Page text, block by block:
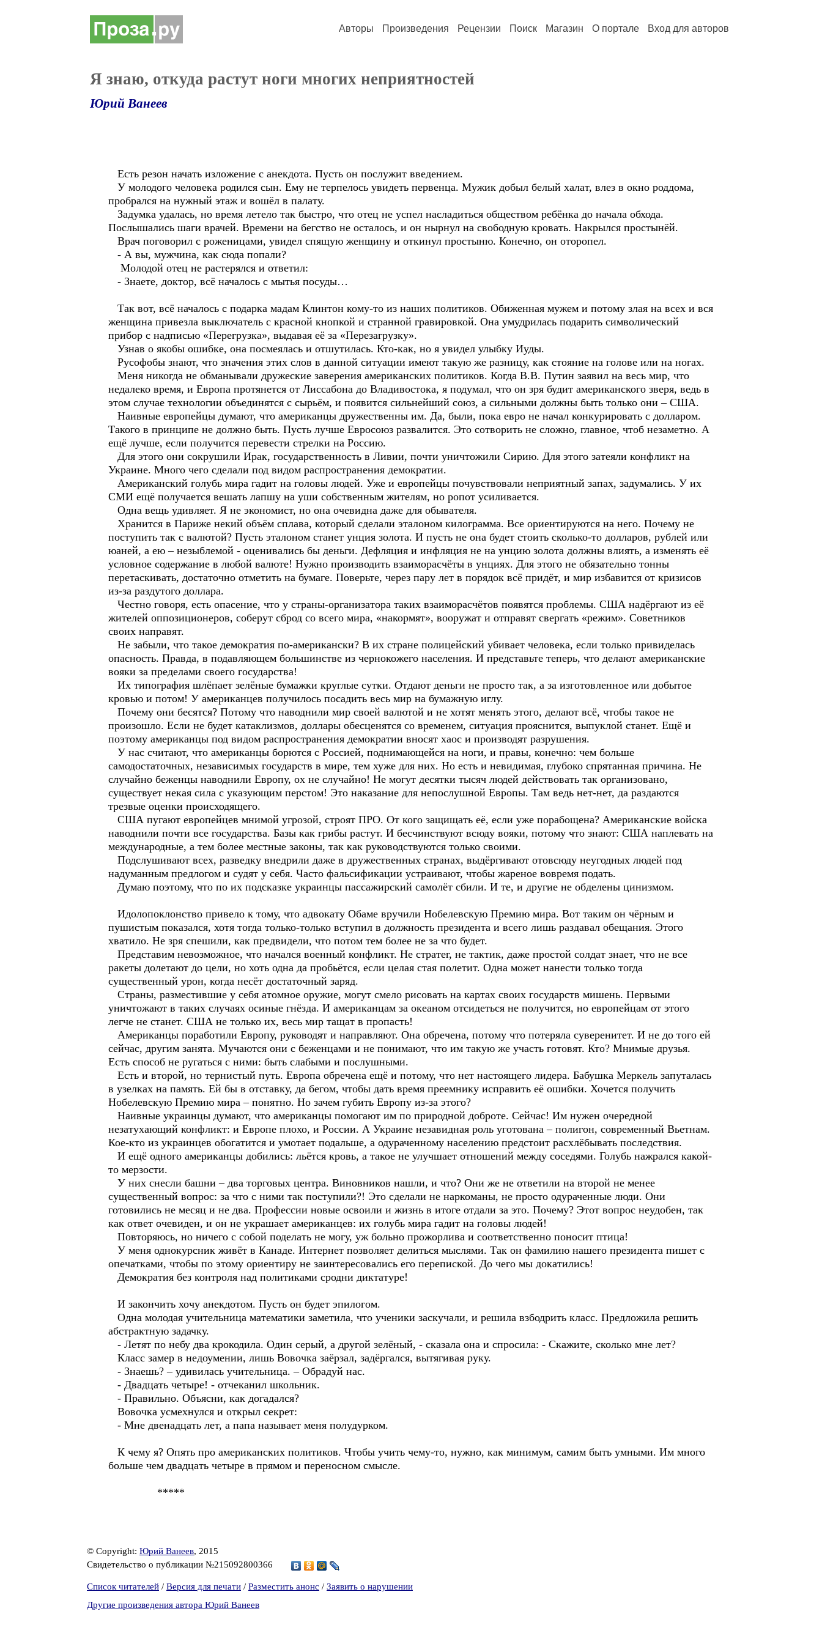
Авторы Произведения Рецензии Поиск Магазин О портале Вход для авторов
Я знаю, откуда растут ноги многих неприятностей
Юрий Ванеев
Есть резон начать изложение с анекдота. Пусть он послужит введением.
У молодого человека родился сын. Ему не терпелось увидеть первенца. Мужик добыл белый халат, влез в окно роддома,
пробрался на нужный этаж и вошёл в палату.
Задумка удалась, но время летело так быстро, что отец не успел насладиться обществом ребёнка до начала обхода.
Послышались шаги врачей. Времени на бегство не осталось, и он нырнул на свободную кровать. Накрылся простынёй.
Врач поговорил с роженицами, увидел спящую женщину и откинул простыню. Конечно, он оторопел.
- А вы, мужчина, как сюда попали?
Молодой отец не растерялся и ответил:
- Знаете, доктор, всё началось с мытья посуды…
Так вот, всё началось с подарка мадам Клинтон кому-то из наших политиков. Обиженная мужем и потому злая на всех и вся
женщина привезла выключатель с красной кнопкой и странной гравировкой. Она умудрилась подарить символический
прибор с надписью «Перегрузка», выдавая её за «Перезагрузку».
Узнав о якобы ошибке, она посмеялась и отшутилась. Кто-как, но я увидел улыбку Иуды.
Русофобы знают, что значения этих слов в данной ситуации имеют такую же разницу, как стояние на голове или на ногах.
Меня никогда не обманывали дружеские заверения американских политиков. Когда В.В. Путин заявил на весь мир, что
недалеко время, и Европа протянется от Лиссабона до Владивостока, я подумал, что он зря будит американского зверя, ведь в
этом случае технологии объединятся с сырьём, и появится сильнейший союз, а сильными должны быть только они – США.
Наивные европейцы думают, что американцы дружественны им. Да, были, пока евро не начал конкурировать с долларом.
Такого в принципе не должно быть. Пусть лучше Евросоюз развалится. Это сотворить не сложно, главное, чтоб незаметно. А
ещё лучше, если получится перевести стрелки на Россию.
Для этого они сокрушили Ирак, государственность в Ливии, почти уничтожили Сирию. Для этого затеяли конфликт на
Украине. Много чего сделали под видом распространения демократии.
Американский голубь мира гадит на головы людей. Уже и европейцы почувствовали неприятный запах, задумались. У их
СМИ ещё получается вешать лапшу на уши собственным жителям, но ропот усиливается.
Одна вещь удивляет. Я не экономист, но она очевидна даже для обывателя.
Хранится в Париже некий объём сплава, который сделали эталоном килограмма. Все ориентируются на него. Почему не
поступить так с валютой? Пусть эталоном станет унция золота. И пусть не она будет стоить сколько-то долларов, рублей или
юаней, а ею – незыблемой - оценивались бы деньги. Дефляция и инфляция не на унцию золота должны влиять, а изменять её
условное содержание в любой валюте! Нужно производить взаиморасчёты в унциях. Для этого не обязательно тонны
перетаскивать, достаточно отметить на бумаге. Поверьте, через пару лет в порядок всё придёт, и мир избавится от кризисов
из-за раздутого доллара.
Честно говоря, есть опасение, что у страны-организатора таких взаиморасчётов появятся проблемы. США надёргают из её
жителей оппозиционеров, соберут сброд со всего мира, «накормят», вооружат и отправят свергать «режим». Советников
своих направят.
Не забыли, что такое демократия по-американски? В их стране полицейский убивает человека, если только привиделась
опасность. Правда, в подавляющем большинстве из чернокожего населения. И представьте теперь, что делают американские
вояки за пределами своего государства!
Их типография шлёпает зелёные бумажки круглые сутки. Отдают деньги не просто так, а за изготовленное или добытое
кровью и потом! У американцев получилось посадить весь мир на бумажную иглу.
Почему они бесятся? Потому что наводнили мир своей валютой и не хотят менять этого, делают всё, чтобы такое не
произошло. Если не будет катаклизмов, доллары обесценятся со временем, ситуация прояснится, выпуклой станет. Ещё и
поэтому американцы под видом распространения демократии вносят хаос и производят разрушения.
У нас считают, что американцы борются с Россией, поднимающейся на ноги, и правы, конечно: чем больше
самодостаточных, независимых государств в мире, тем хуже для них. Но есть и невидимая, глубоко спрятанная причина. Не
случайно беженцы наводнили Европу, ох не случайно! Не могут десятки тысяч людей действовать так организовано,
существует некая сила с указующим перстом! Это наказание для непослушной Европы. Там ведь нет-нет, да раздаются
трезвые оценки происходящего.
США пугают европейцев мнимой угрозой, строят ПРО. От кого защищать её, если уже порабощена? Американские войска
наводнили почти все государства. Базы как грибы растут. И бесчинствуют всюду вояки, потому что знают: США наплевать на
международные, а тем более местные законы, так как руководствуются только своими.
Подслушивают всех, разведку внедрили даже в дружественных странах, выдёргивают отовсюду неугодных людей под
надуманным предлогом и судят у себя. Часто фальсификации устраивают, чтобы жареное вовремя подать.
Думаю поэтому, что по их подсказке украинцы пассажирский самолёт сбили. И те, и другие не обделены цинизмом.
Идолопоклонство привело к тому, что адвокату Обаме вручили Нобелевскую Премию мира. Вот таким он чёрным и
пушистым показался, хотя тогда только-только вступил в должность президента и всего лишь раздавал обещания. Этого
хватило. Не зря спешили, как предвидели, что потом тем более не за что будет.
Представим невозможное, что начался военный конфликт. Не стратег, не тактик, даже простой солдат знает, что не все
ракеты долетают до цели, но хоть одна да пробьётся, если целая стая полетит. Одна может нанести только тогда
существенный урон, когда несёт достаточный заряд.
Страны, разместившие у себя атомное оружие, могут смело рисовать на картах своих государств мишень. Первыми
уничтожают в таких случаях осиные гнёзда. И американцам за океаном отсидеться не получится, но европейцам от этого
легче не станет. США не только их, весь мир тащат в пропасть!
Американцы поработили Европу, руководят и направляют. Она обречена, потому что потеряла суверенитет. И не до того ей
сейчас, другим занята. Мучаются они с беженцами и не понимают, что им такую же участь готовят. Кто? Мнимые друзья.
Есть способ не ругаться с ними: быть слабыми и послушными.
Есть и второй, но тернистый путь. Европа обречена ещё и потому, что нет настоящего лидера. Бабушка Меркель запуталась
в узелках на память. Ей бы в отставку, да бегом, чтобы дать время преемнику исправить её ошибки. Хочется получить
Нобелевскую Премию мира – понятно. Но зачем губить Европу из-за этого?
Наивные украинцы думают, что американцы помогают им по природной доброте. Сейчас! Им нужен очередной
незатухающий конфликт: и Европе плохо, и России. А Украине незавидная роль уготована – полигон, современный Вьетнам.
Кое-кто из украинцев обогатится и умотает подальше, а одураченному населению предстоит расхлёбывать последствия.
И ещё одного американцы добились: льётся кровь, а такое не улучшает отношений между соседями. Голубь нажрался какой-
то мерзости.
У них снесли башни – два торговых центра. Виновников нашли, и что? Они же не ответили на второй не менее
существенный вопрос: за что с ними так поступили?! Это сделали не наркоманы, не просто одураченные люди. Они
готовились не месяц и не два. Профессии новые освоили и жизнь в итоге отдали за это. Почему? Этот вопрос неудобен, так
как ответ очевиден, и он не украшает американцев: их голубь мира гадит на головы людей!
Повторяюсь, но ничего с собой поделать не могу, уж больно прожорлива и соответственно поносит птица!
У меня однокурсник живёт в Канаде. Интернет позволяет делиться мыслями. Так он фамилию нашего президента пишет с
опечатками, чтобы по этому ориентиру не заинтересовались его перепиской. До чего мы докатились!
Демократия без контроля над политиками сродни диктатуре!
И закончить хочу анекдотом. Пусть он будет эпилогом.
Одна молодая учительница математики заметила, что ученики заскучали, и решила взбодрить класс. Предложила решить
абстрактную задачку.
- Летят по небу два крокодила. Один серый, а другой зелёный, - сказала она и спросила: - Скажите, сколько мне лет?
Класс замер в недоумении, лишь Вовочка заёрзал, задёргался, вытягивая руку.
- Знаешь? – удивилась учительница. – Обрадуй нас.
- Двадцать четыре! - отчеканил школьник.
- Правильно. Объясни, как догадался?
Вовочка усмехнулся и открыл секрет:
- Мне двенадцать лет, а папа называет меня полудурком.
К чему я? Опять про американских политиков. Чтобы учить чему-то, нужно, как минимум, самим быть умными. Им много
больше чем двадцать четыре в прямом и переносном смысле.
*****
© Copyright: Юрий Ванеев, 2015
Свидетельство о публикации №215092800366
Список читателей / Версия для печати / Разместить анонс / Заявить о нарушении
Другие произведения автора Юрий Ванеев